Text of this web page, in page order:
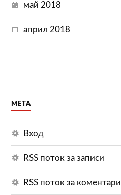
май 2018
април 2018
МЕТА
Вход
RSS поток за записи
RSS поток за коментари